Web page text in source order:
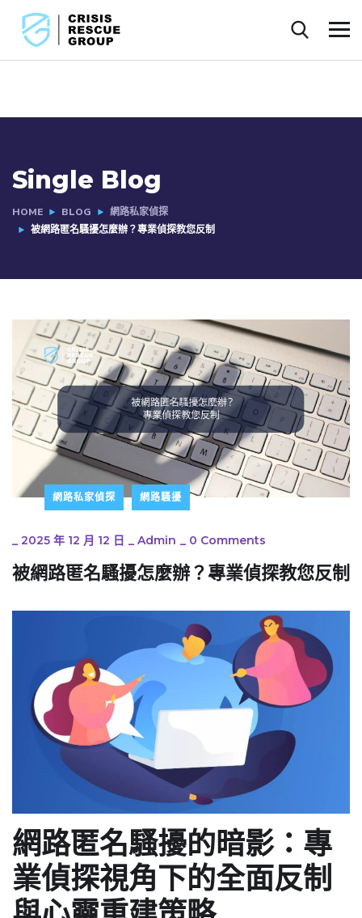
Single Blog
HOME BLOG
網路私家偵探
被網路匿名騷擾怎麼辦？專業偵探教您反制
網路私家偵探 網路騷擾
_ 2025 年 12 月 12 日 _ Admin _ 0 Comments
被網路匿名騷擾怎麼辦？專業偵探教您反制
網路匿名騷擾的暗影：專
業偵探視角下的全面反制